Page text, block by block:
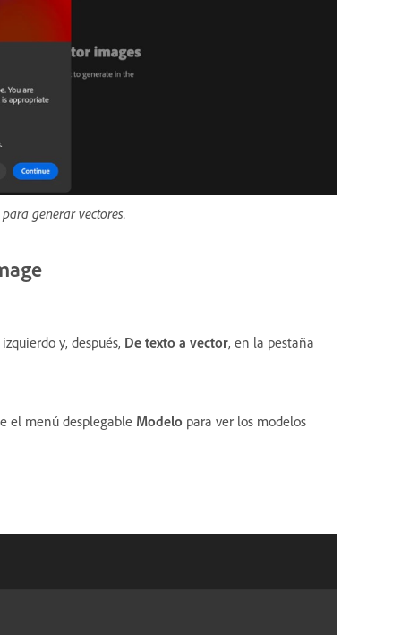
generar vectores.
y, después, De texto a vector, en la pestaña
el menú desplegable Modelo para ver los modelos